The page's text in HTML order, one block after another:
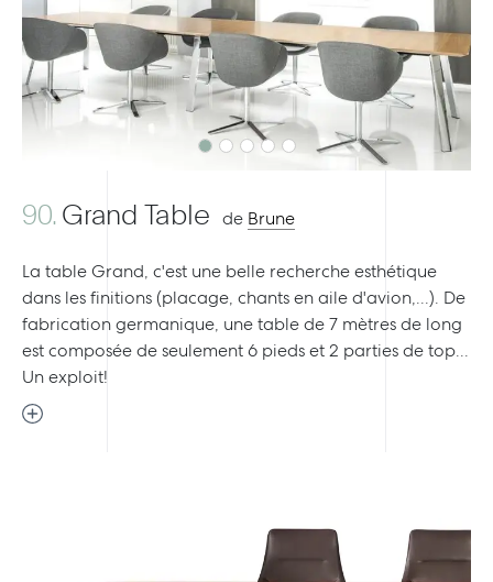
Previous Next
90.Grand Table de Brune
La table Grand, c'est une belle recherche esthétique
dans les finitions (placage, chants en aile d'avion,...). De
fabrication germanique, une table de 7 mètres de long
est composée de seulement 6 pieds et 2 parties de top...
Un exploit!